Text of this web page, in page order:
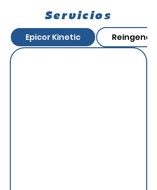
Servicios
Epicor Kinetic